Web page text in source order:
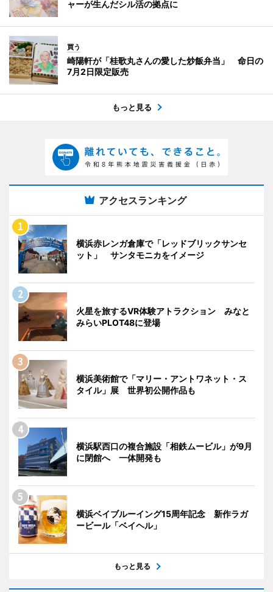
ャーが生んだシル活の拠点に
買う
崎陽軒が「桂歌丸さんの愛した炒飯弁当」 命日の
7月2日限定販売
もっと見る
アクセスランキング
横浜赤レンガ倉庫で「レッドブリックサンセ
ット」 サンタモニカをイメージ
火星を旅するVR体験アトラクション みなと
みらいPLOT48に登場
横浜美術館で「マリー・アントワネット・ス
タイル」展 世界初公開作品も
横浜駅西口の複合施設「相鉄ムービル」が9月
に閉館へ 一体開発も
横浜ベイブルーイング15周年記念 新作ラガ
ービール「ベイヘル」
もっと見る